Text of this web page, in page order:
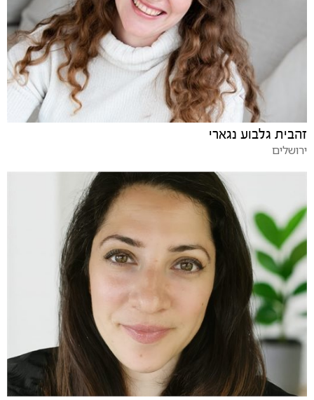
זהבית גלבוע נגארי
ירושלים